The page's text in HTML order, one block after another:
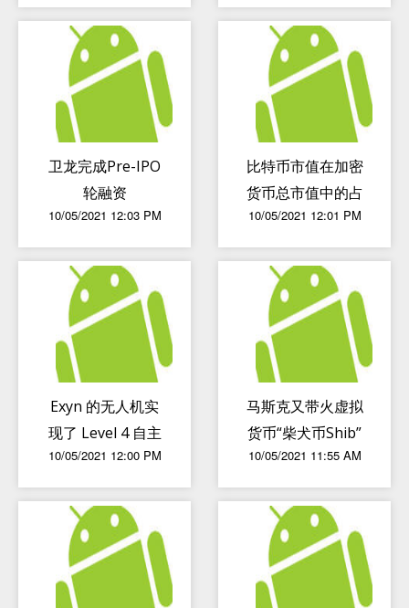
with a rotary
sub-screen front
camera
F3 GT and Redmi
K40 GE
卫龙完成Pre-IPO
轮融资
10/05/2021 12:03 PM
比特币市值在加密
货币总市值中的占
比再创新低 跌至
42.6 percent
10/05/2021 12:01 PM
Exyn 的无人机实
现了 Level 4 自主
飞行
10/05/2021 12:00 PM
马斯克又带火虚拟
货币“柴犬币Shib”
抢走狗狗币风头
10/05/2021 11:55 AM